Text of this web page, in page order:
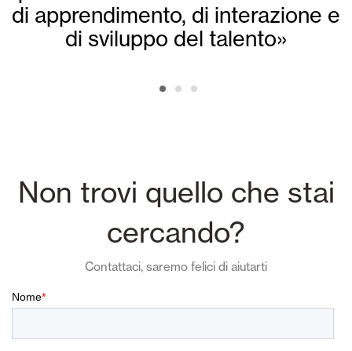
di apprendimento, di interazione e
di sviluppo del talento»
Non trovi quello che stai
cercando?
Contattaci, saremo felici di aiutarti